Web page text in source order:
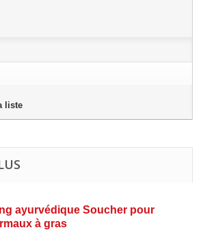
liste
ayurvédique Soucher pour
à gras